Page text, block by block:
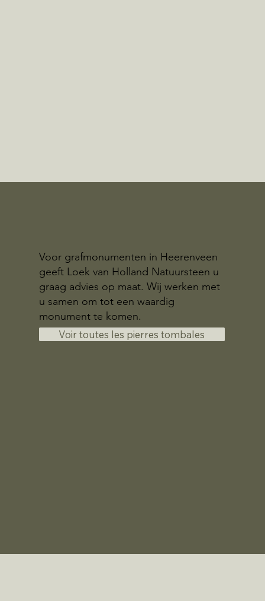
Voor grafmonumenten in Heerenveen
geeft Loek van Holland Natuursteen u
graag advies op maat. Wij werken met
u samen om tot een waardig
monument te komen.
Voir toutes les pierres tombales